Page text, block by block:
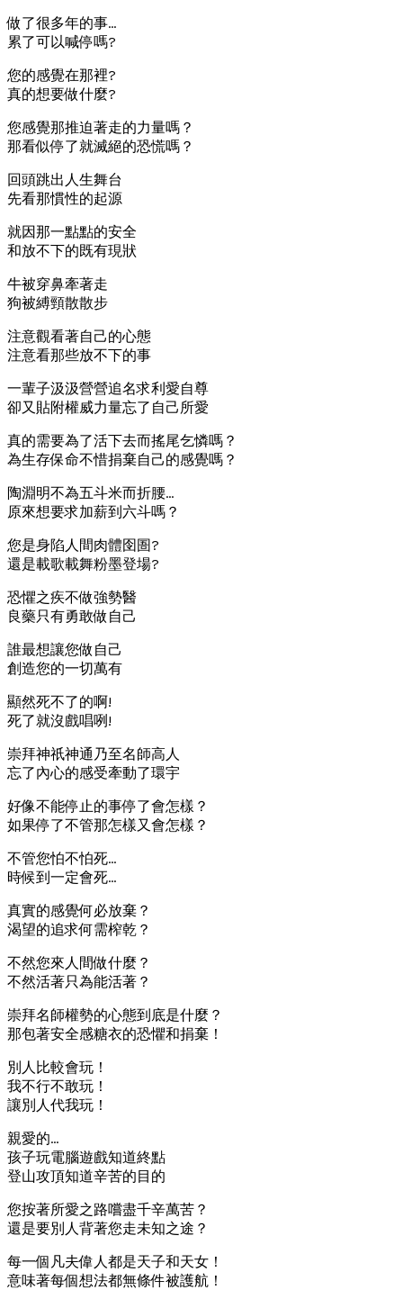
做了很多年的事…
累了可以喊停嗎?
您的感覺在那裡?
真的想要做什麼?
您感覺那推迫著走的力量嗎？
那看似停了就滅絕的恐慌嗎？
回頭跳出人生舞台
先看那慣性的起源
就因那一點點的安全
和放不下的既有現狀
牛被穿鼻牽著走
狗被縛頸散散步
注意觀看著自己的心態
注意看那些放不下的事
一輩子汲汲營營追名求利愛自尊
卻又貼附權威力量忘了自己所愛
真的需要為了活下去而搖尾乞憐嗎？
為生存保命不惜捐棄自己的感覺嗎？
陶淵明不為五斗米而折腰…
原來想要求加薪到六斗嗎？
您是身陷人間肉體囹圄?
還是載歌載舞粉墨登場?
恐懼之疾不做強勢醫
良藥只有勇敢做自己
誰最想讓您做自己
創造您的一切萬有
顯然死不了的啊!
死了就沒戲唱咧!
崇拜神祇神通乃至名師高人
忘了內心的感受牽動了環宇
好像不能停止的事停了會怎樣？
如果停了不管那怎樣又會怎樣？
不管您怕不怕死…
時候到一定會死…
真實的感覺何必放棄？
渴望的追求何需榨乾？
不然您來人間做什麼？
不然活著只為能活著？
崇拜名師權勢的心態到底是什麼？
那包著安全感糖衣的恐懼和捐棄！
別人比較會玩！
我不行不敢玩！
讓別人代我玩！
親愛的…
孩子玩電腦遊戲知道終點
登山攻頂知道辛苦的目的
您按著所愛之路嚐盡千辛萬苦？
還是要別人背著您走未知之途？
每一個凡夫偉人都是天子和天女！
意味著每個想法都無條件被護航！